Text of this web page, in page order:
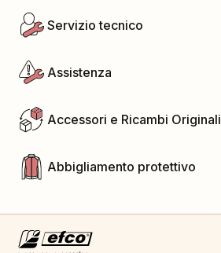
Servizio tecnico
Assistenza
Accessori e Ricambi Originali
Abbigliamento protettivo